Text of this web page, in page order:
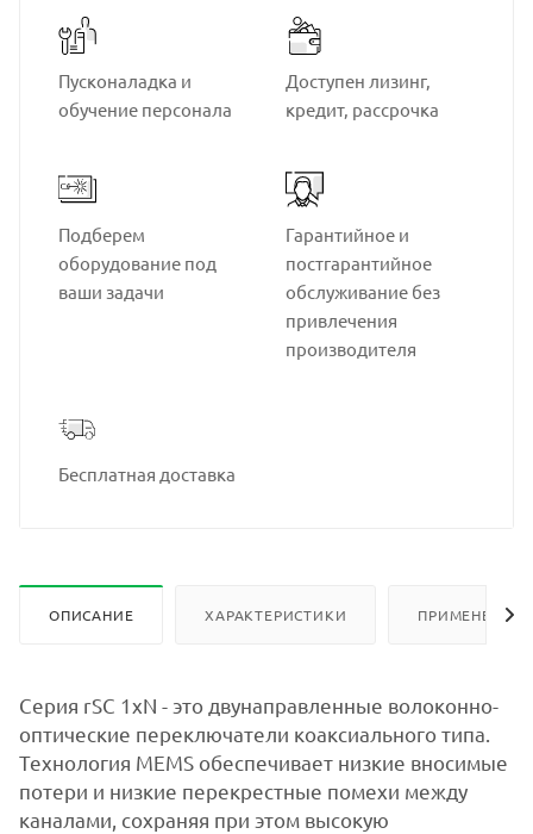
Пусконаладка и
обучение персонала
Доступен лизинг,
кредит, рассрочка
Подберем
оборудование под
ваши задачи
Гарантийное и
постгарантийное
обслуживание без
привлечения
производителя
Бесплатная доставка
ОПИСАНИЕ ХАРАКТЕРИСТИКИ ПРИМЕНЕНИЕ
Серия rSC 1xN - это двунаправленные волоконно-
оптические переключатели коаксиального типа.
Технология MEMS обеспечивает низкие вносимые
потери и низкие перекрестные помехи между
каналами, сохраняя при этом высокую